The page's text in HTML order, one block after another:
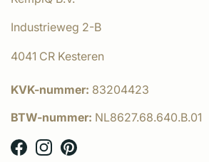
Industrieweg 2-B
4041 CR Kesteren
KVK-nummer: 83204423
BTW-nummer: NL8627.68.640.B.01